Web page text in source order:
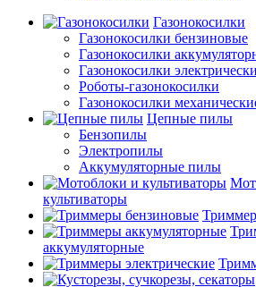
Газонокосилки
Газонокосилки бензиновые
Газонокосилки
Газонокосилки
Роботы-газонокосилки
Газонокосилки
Цепные пилы
Бензопилы
Электропилы
Аккумуляторные пилы
культиваторы
аккумуляторные